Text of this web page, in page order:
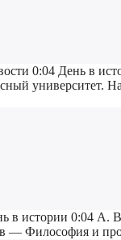
0:04 День в
университет.
в истории
— Философия и